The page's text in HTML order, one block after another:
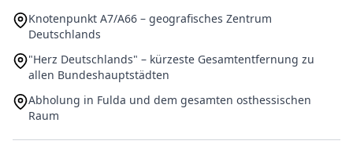
Knotenpunkt A7/A66 – geografisches Zentrum
Deutschlands
"Herz Deutschlands" – kürzeste Gesamtentfernung zu
allen Bundeshauptstädten
Abholung in Fulda und dem gesamten osthessischen
Raum